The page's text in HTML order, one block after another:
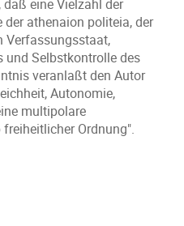
eine Vielzahl der
athenaion politeia, der
Verfassungsstaat,
und Selbstkontrolle des
veranlaßt den Autor
Autonomie,
multipolare
Ordnung".